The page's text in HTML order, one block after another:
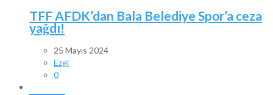
TFF AFDK’dan Bala Belediye Spor’a ceza
yağdı!
25 Mayıs 2024
Ezgi
0